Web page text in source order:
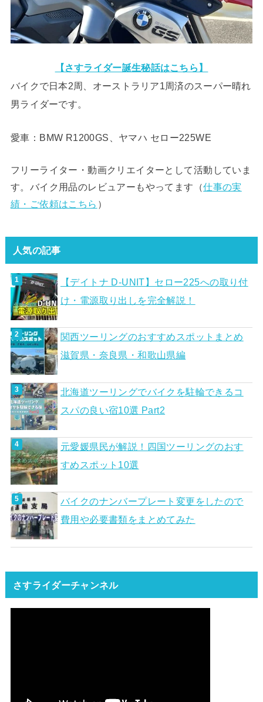
【さすライダー誕生秘話はこちら】
バイクで日本2周、オーストラリア1周済のスーパー晴れ
男ライダーです。
愛車：BMW R1200GS、ヤマハ セロー225WE
フリーライター・動画クリエイターとして活動していま
す。バイク用品のレビュアーもやってます（仕事の実
績・ご依頼はこちら ）
人気の記事
【デイトナ D-UNIT】セロー225への取り付
け・電源取り出しを完全解説！
関西ツーリングのおすすめスポットまとめ
滋賀県・奈良県・和歌山県編
北海道ツーリングでバイクを駐輪できるコ
スパの良い宿10選 Part2
元愛媛県民が解説！四国ツーリングのおす
すめスポット10選
バイクのナンバープレート変更をしたので
費用や必要書類をまとめてみた
さすライダーチャンネル